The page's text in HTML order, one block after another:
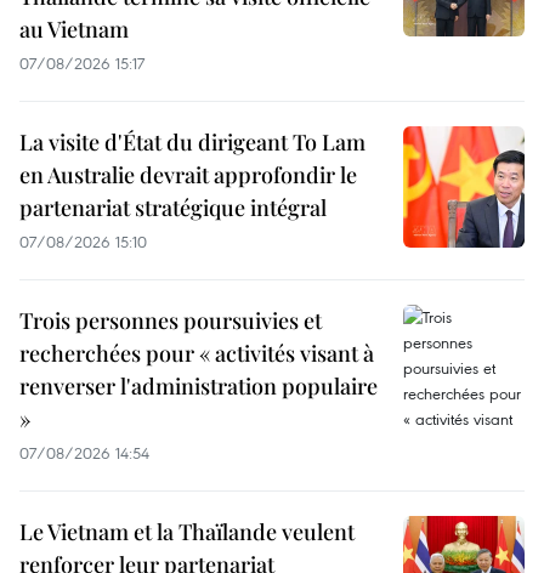
au Vietnam
07/08/2026 15:17
La visite d'État du dirigeant To Lam
en Australie devrait approfondir le
partenariat stratégique intégral
07/08/2026 15:10
Trois personnes poursuivies et
recherchées pour « activités visant à
renverser l'administration populaire
»
07/08/2026 14:54
Le Vietnam et la Thaïlande veulent
renforcer leur partenariat